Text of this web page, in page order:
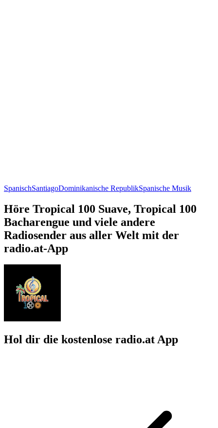
SpanischSantiagoDominikanische RepublikSpanische Musik
Höre Tropical 100 Suave, Tropical 100
Bacharengue und viele andere
Radiosender aus aller Welt mit der
radio.at-App
Hol dir die kostenlose radio.at App